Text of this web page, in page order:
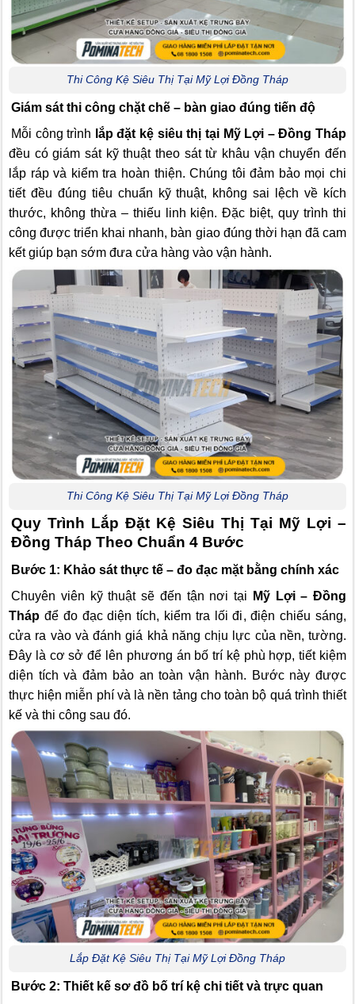
Thi Công Kệ Siêu Thị Tại Mỹ Lợi Đồng Tháp
Giám sát thi công chặt chẽ – bàn giao đúng tiến độ
Mỗi công trình lắp đặt kệ siêu thị tại Mỹ Lợi – Đồng Tháp
đều có giám sát kỹ thuật theo sát từ khâu vận chuyển đến
lắp ráp và kiểm tra hoàn thiện. Chúng tôi đảm bảo mọi chi
tiết đều đúng tiêu chuẩn kỹ thuật, không sai lệch về kích
thước, không thừa – thiếu linh kiện. Đặc biệt, quy trình thi
công được triển khai nhanh, bàn giao đúng thời hạn đã cam
kết giúp bạn sớm đưa cửa hàng vào vận hành.
Thi Công Kệ Siêu Thị Tại Mỹ Lợi Đồng Tháp
Quy Trình Lắp Đặt Kệ Siêu Thị Tại Mỹ Lợi –
Đồng Tháp Theo Chuẩn 4 Bước
Bước 1: Khảo sát thực tế – đo đạc mặt bằng chính xác
Chuyên viên kỹ thuật sẽ đến tận nơi tại
Mỹ Lợi – Đồng
Tháp để đo đạc diện tích, kiểm tra lối đi, điện chiếu sáng,
cửa ra vào và đánh giá khả năng chịu lực của nền, tường.
Đây là cơ sở để lên phương án bố trí kệ phù hợp, tiết kiệm
diện tích và đảm bảo an toàn vận hành. Bước này được
thực hiện miễn phí và là nền tảng cho toàn bộ quá trình thiết
kế và thi công sau đó.
Lắp Đặt Kệ Siêu Thị Tại Mỹ Lợi Đồng Tháp
Bước 2: Thiết kế sơ đồ bố trí kệ chi tiết và trực quan